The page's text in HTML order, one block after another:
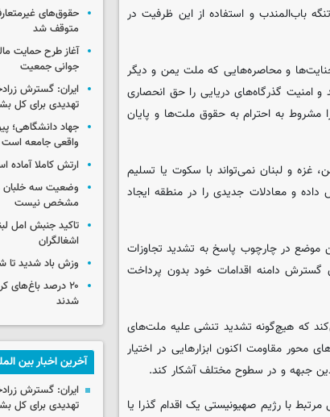
باب‌المندب و استفاده از این ظرفیت در
و محاصره‌هایی که ملت یمن و دیگر
امنیت گذرگاه‌های دریایی را حق انحصاری
مشروط به احترام به حقوق ملت‌ها و پایان
غزه و لبنان نمی‌تواند با سکوت یا تسلیم
داده و معادلات جدیدی را در منطقه ایجاد
موضع در چارچوب پاسخ به تشدید تجاوزات
گسترش دامنه اقدامات خود بدون پرداخت
که هیچ‌گونه تشدید تنشی علیه ملت‌های
محور مقاومت اکنون ابزارهایی در اختیار
جبهه و در سطوح مختلف آشکار کند.
با رژیم صهیونیستی یک اقدام گذرا یا
حقوق‌های
متوقف شد
آغاز طرح حمایت
جوانی جمعیت
ایران: گسترش
تهدیدی برای کل
جهاد دانشگاهی؛
واقعی جامعه است
ارتش کاملا آماده
وضعیت سه خلبان
مشخص نیست
تاکید جنبش امل
اشغالگران
وزش باد شدید تا
۲۰ درصد باغ‌های
شدند
آخرین اخبار بین
ایران: گسترش
تهدیدی برای کل